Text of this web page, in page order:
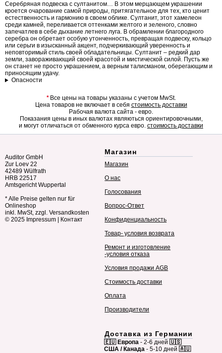
Серебряная подвеска с султанитом… В этом мерцающем украшении
кроется очарование самой природы, притягательное для тех, кто ценит
естественность и гармонию в своем облике. Султанит, этот хамелеон
среди камней, переливается оттенками желтого и зеленого, словно
запечатлев в себе дыхание летнего луга. В обрамлении благородного
серебра он обретает особую утонченность, превращая подвеску, кольцо
или серьги в изысканный акцент, подчеркивающий уверенность и
неповторимый стиль своей обладательницы. Султанит – редкий дар
земли, завораживающий своей красотой и мистической силой. Пусть же
он станет не просто украшением, а верным талисманом, оберегающим и
приносящим удачу.
Опасности
*Все цены на товары указаны с учетом MwSt.
Цена товаров не включает в себя стоимость доставки
Рабочая валюта сайта - евро.
Показания цены в иных валютах являються ориентировочными,
и могут отличаться от обменного курса евро. стоимость доставки
Auditor GmbH
Zur Loev 22
42489 Wülfrath
HRB 22517
Amtsgericht Wuppertal
* Alle Preise gelten nur für
Onlineshop
inkl. MwSt, zzgl. Versandkosten
© 2025 Impressum Контакт
Магазин
Магазин
О нас
Голосования
Вопрос-Ответ
Конфиденциальность
Товар- условия возврата
Ремонт и изготовление
-условия отказа
Условия продажи AGB
Стоимость доставки
Оплата
Производители
Доставка из Германии
🇪🇺 Европа - 2-6 дней 🇺🇸
США / Канада - 5-10 дней 🇦🇺